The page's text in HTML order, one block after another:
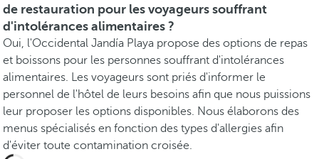
de restauration pour les voyageurs souffrant
d'intolérances alimentaires ?
Oui, l'Occidental Jandía Playa propose des options de repas
et boissons pour les personnes souffrant d'intolérances
alimentaires. Les voyageurs sont priés d'informer le
personnel de l'hôtel de leurs besoins afin que nous puissions
leur proposer les options disponibles. Nous élaborons des
menus spécialisés en fonction des types d'allergies afin
d'éviter toute contamination croisée.